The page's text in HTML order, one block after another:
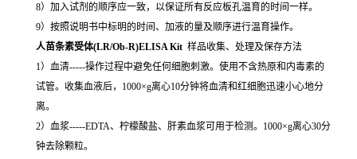
8）加入试剂的顺序应一致，以保证所有反应板孔温育的时间一样。
9）按照说明书中标明的时间、加液的量及顺序进行温育操作。
人苗条素受体(LR/Ob-R)ELISA Kit 样品收集、处理及保存方法
1）血清-----操作过程中避免任何细胞刺激。使用不含热原和内毒素的
试管。收集血液后，1000×g离心10分钟将血清和红细胞迅速小心地分
离。
2）血浆-----EDTA、柠檬酸盐、肝素血浆可用于检测。1000×g离心30分
钟去除颗粒。